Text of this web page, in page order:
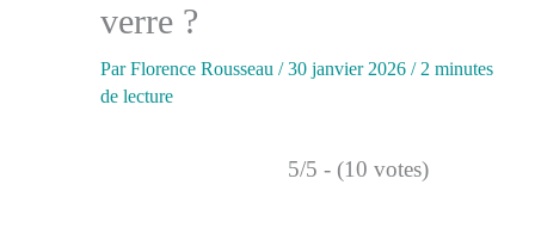
verre ?
ParFlorence Rousseau /30 janvier 2026 /2 minutes
de lecture
5/5 - (10 votes)